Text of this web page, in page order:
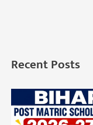
Recent Posts